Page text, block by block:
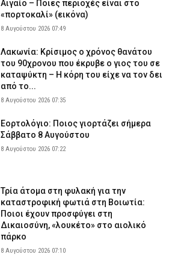
Αιγαίο – Ποιες περιοχές είναι στο
«πορτοκαλί» (εικόνα)
8 Αυγούστου 2026 07:49
Λακωνία: Κρίσιμος ο χρόνος θανάτου
του 90χρονου που έκρυβε ο γιος του σε
καταψύκτη – Η κόρη του είχε να τον δει
από το...
8 Αυγούστου 2026 07:35
Εορτολόγιο: Ποιος γιορτάζει σήμερα
Σάββατο 8 Αυγούστου
8 Αυγούστου 2026 07:22
Τρία άτομα στη φυλακή για την
καταστροφική φωτιά στη Βοιωτία:
Ποιοι έχουν προσφύγει στη
Δικαιοσύνη, «λουκέτο» στο αιολικό
πάρκο
8 Αυγούστου 2026 07:10